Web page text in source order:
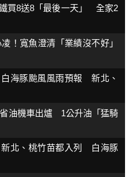
買8送8「最後一天」 全家2
！寬魚澄清「業績沒不好」
海豚颱風風雨預報 新北、
油機車出爐 1公升油「猛騎
新北、桃竹苗都入列 白海豚